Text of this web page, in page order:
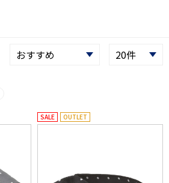
SALE OUTLET